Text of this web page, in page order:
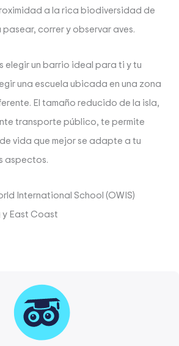
a la rica biodiversidad de
correr y observar aves.
elegir un barrio ideal para ti y tu
una escuela ubicada en una zona
El tamaño reducido de la isla,
transporte público, te permite
vida que mejor se adapte a tu
aspectos.
International School (OWIS)
East Coast